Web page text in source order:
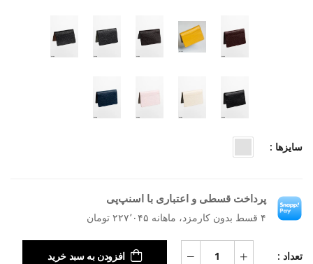
سایزها :
پرداخت قسطی و اعتباری با اسنپ‌پی
۴ قسط بدون کارمزد، ماهانه ۲۲۷٬۰۴۵ تومان
تعداد : افزودن به سبد خرید